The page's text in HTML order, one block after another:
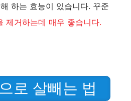
하는 효능이 있습니다. 꾸준
제거하는데 매우 좋습니다.
로 살빼는 법